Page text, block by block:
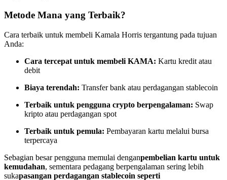
Menjadi Pedagang Salinan
Nikmati pembagian keuntungan dan komisi copy trading
Metode Mana yang Terbaik?
Cara terbaik untuk membeli Kamala Horris tergantung pada tujuan
Anda:
Cara tercepat untuk membeli KAMA: Kartu kredit atau
debit
Biaya terendah: Transfer bank atau perdagangan stablecoin
Terbaik untuk pengguna crypto berpengalaman: Swap
kripto atau perdagangan spot
Terbaik untuk pemula: Pembayaran kartu melalui bursa
terpercaya
Sebagian besar pengguna memulai denganpembelian kartu untuk
kemudahan, sementara pedagang berpengalaman sering lebih
sukapasangan perdagangan stablecoin seperti